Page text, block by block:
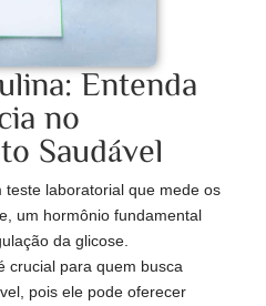
Entenda
no
Saudável
teste laboratorial que mede os
um hormônio fundamental
da glicose.
crucial para quem busca
pois ele pode oferecer